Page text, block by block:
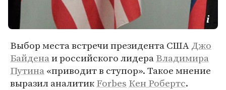
Выбор места встречи президента СШАДжо
Байденаи российского лидераВладимира
Путина«приводит в ступор». Такое мнение
выразил аналитикForbes Кен Робертс.